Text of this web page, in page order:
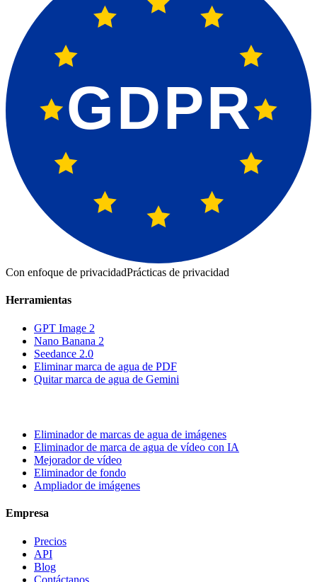
GDPR
Con enfoque de privacidadPrácticas de privacidad
Herramientas
GPT Image 2
Nano Banana 2
Seedance 2.0
Eliminar marca de agua de PDF
Quitar marca de agua de Gemini
Eliminador de marcas de agua de imágenes
Eliminador de marca de agua de vídeo con IA
Mejorador de vídeo
Eliminador de fondo
Ampliador de imágenes
Empresa
Precios
API
Blog
Contáctanos